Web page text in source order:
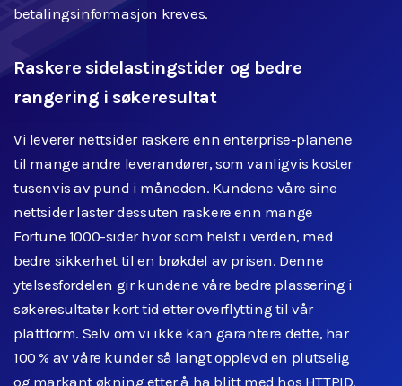
betalingsinformasjon kreves.
Raskere sidelastingstider og bedre
rangering i søkeresultat
Vi leverer nettsider raskere enn enterprise-planene
til mange andre leverandører, som vanligvis koster
tusenvis av pund i måneden. Kundene våre sine
nettsider laster dessuten raskere enn mange
Fortune 1000-sider hvor som helst i verden, med
bedre sikkerhet til en brøkdel av prisen. Denne
ytelsesfordelen gir kundene våre bedre plassering i
søkeresultater kort tid etter overflytting til vår
plattform. Selv om vi ikke kan garantere dette, har
100 % av våre kunder så langt opplevd en plutselig
og markant økning etter å ha blitt med hos HTTPID.